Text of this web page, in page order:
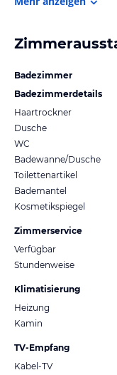
Badezimmer
Badezimmerdetails
Haartrockner
Dusche
WC
Badewanne/Dusche
Toilettenartikel
Bademantel
Kosmetikspiegel
Zimmerservice
Verfügbar
Stundenweise
Klimatisierung
Heizung
Kamin
TV-Empfang
Kabel-TV